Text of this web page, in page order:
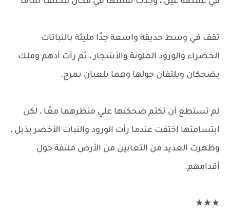
تقف في وسط حديقة واسعة جدًا مليئة بالنباتات
الخضراء والورود الملونة والأشجار ، ثم رأت أدهم وملك
يضحكان ويلتفان حولها وهما يلعبان بمرح.
لم تستطع أن تكتم ضحكتها علي منظرهما معًا ، لكن
ابتسامتها اختفت عندما رأت الورود والنبات الأخضر يذبل ،
وظهرت العديد من الثعابين من الأرض ملتفة حول
أقدامهم.
★★★